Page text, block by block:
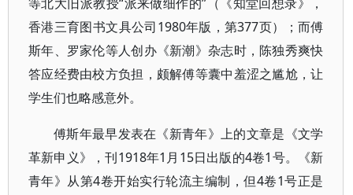
香港三育图书文具公司1980年版，第377页）；而傅
斯年、罗家伦等人创办《新潮》杂志时，陈独秀爽快
答应经费由校方负担，颇解傅等囊中羞涩之尴尬，让
学生们也略感意外。
傅斯年最早发表在《新青年》上的文章是《文学
革新申义》，刊1918年1月15日出版的4卷1号。《新
青年》从第4卷开始实行轮流主编制，但4卷1号正是